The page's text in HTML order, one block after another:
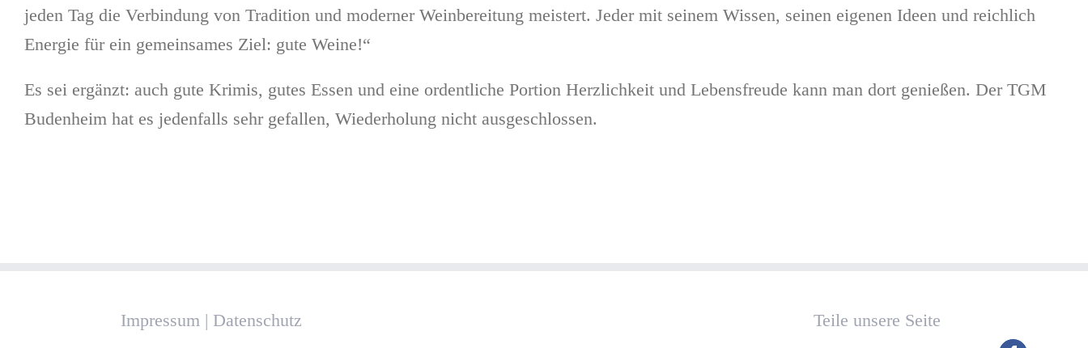
jeden Tag die Verbindung von Tradition und moderner Weinbereitung meistert. Jeder mit seinem Wissen, seinen eigenen Ideen und reichlich
Energie für ein gemeinsames Ziel: gute Weine!“
Es sei ergänzt: auch gute Krimis, gutes Essen und eine ordentliche Portion Herzlichkeit und Lebensfreude kann man dort genießen. Der TGM
Budenheim hat es jedenfalls sehr gefallen, Wiederholung nicht ausgeschlossen.
Impressum| Datenschutz Teile unsere Seite